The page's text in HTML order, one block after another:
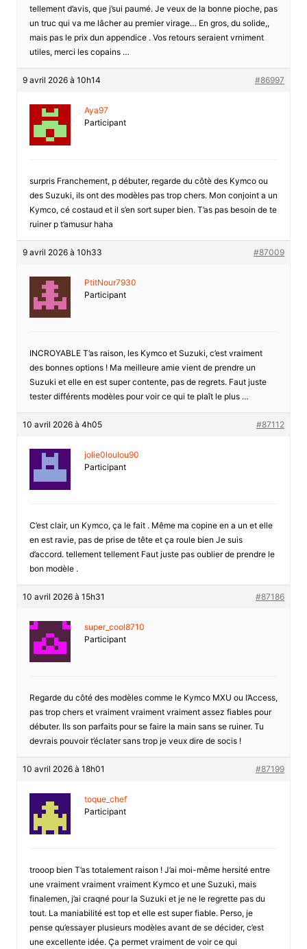
tellement d’avis, que j’sui paumé. Je veux de la bonne pioche, pas
un truc qui va me lâcher au premier virage… En gros, du solide,,
mais pas le prix dun appendice . Vos retours seraient vrniment
utiles, merci les copains …
9 avril 2026 à 10h14 #86997
Aya97
Participant
surpris Franchement, p débuter, regarde du côtè des Kymco ou
des Suzuki, ils ont des modèles pas trop chers. Mon conjoint a un
Kymco, cé costaud et il s’en sort super bien. T’as pas besoin de te
ruiner p t’amusur haha
9 avril 2026 à 10h33 #87009
PtitNour7930
Participant
INCROYABLE T’as raison, les Kymco et Suzuki, c’est vraiment
des bonnes options ! Ma meilleure amie vient de prendre un
Suzuki et elle en est super contente, pas de regrets. Faut juste
tester différents modèles pour voir ce qui te plaît le plus …
10 avril 2026 à 4h05 #87112
jolie0loulou90
Participant
C’est clair, un Kymco, ça le fait . Même ma copine en a un et elle
en est ravie, pas de prise de tête et ça roule bien Je suis
d’accord. tellement tellement Faut juste pas oublier de prendre le
bon modèle .
10 avril 2026 à 15h31 #87186
super_cool8710
Participant
Regarde du côté des modèles comme le Kymco MXU ou l’Access,
pas trop chers et vraiment vraiment vraiment assez fiables pour
débuter. Ils son parfaits pour se faire la main sans se ruiner. Tu
devrais pouvoir t’éclater sans trop je veux dire de socis !
10 avril 2026 à 18h01 #87199
toque_chef
Participant
trooop bien T’as totalement raison ! J’ai moi-même hersité entre
une vraiment vraiment vraiment Kymco et une Suzuki, mais
finalemen, j’ai craqné pour la Suzuki et je ne le regrette pas du
tout. La maniabilité est top et elle est super fiable. Perso, je
pense qu’essayer plusieurs modèles avant de se décider, c’est
une excellente idée. Ça permet vraiment de voir ce qui